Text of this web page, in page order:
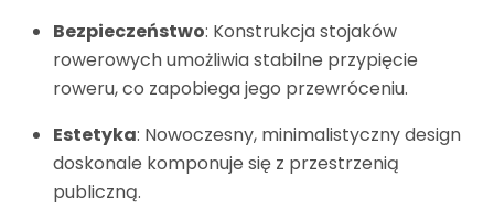
Bezpieczeństwo: Konstrukcja stojaków
rowerowych umożliwia stabilne przypięcie
roweru, co zapobiega jego przewróceniu.
Estetyka: Nowoczesny, minimalistyczny design
doskonale komponuje się z przestrzenią
publiczną.